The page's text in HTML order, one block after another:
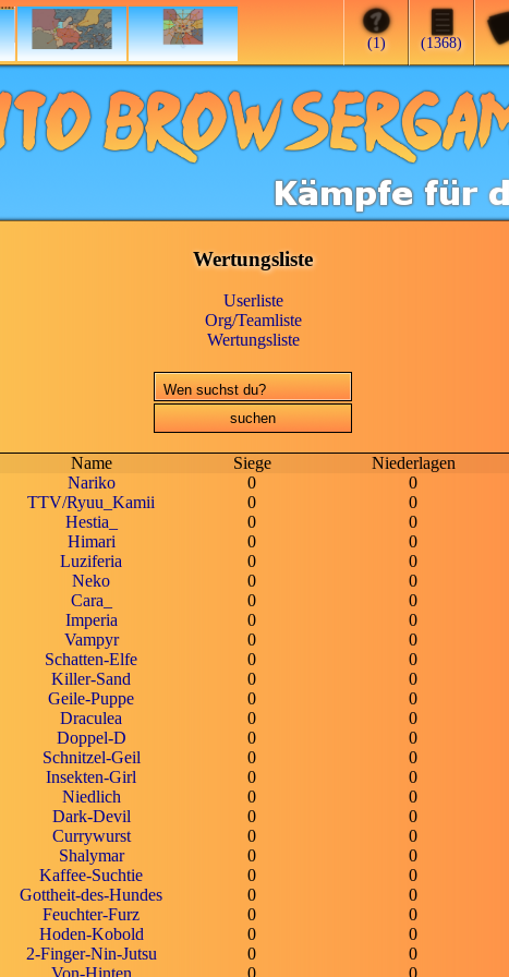
(1) (1368)
Wertungsliste
Userliste
Org/Teamliste
Wertungsliste
Name Siege Niederlagen
Nariko 0 0
TTV/Ryuu_Kamii 0 0
Hestia_ 0 0
Himari 0 0
Luziferia 0 0
Neko 0 0
Cara_ 0 0
Imperia 0 0
Vampyr 0 0
Schatten-Elfe 0 0
Killer-Sand 0 0
Geile-Puppe 0 0
Draculea 0 0
Doppel-D 0 0
Schnitzel-Geil 0 0
Insekten-Girl 0 0
Niedlich 0 0
Dark-Devil 0 0
Currywurst 0 0
Shalymar 0 0
Kaffee-Suchtie 0 0
Gottheit-des-Hundes 0 0
Feuchter-Furz 0 0
Hoden-Kobold 0 0
2-Finger-Nin-Jutsu 0 0
Von-Hinten 0 0